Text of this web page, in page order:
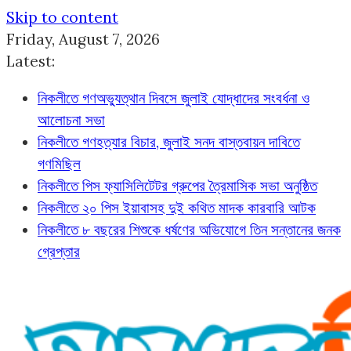
Skip to content
Friday, August 7, 2026
Latest:
নিকলীতে গণঅভ্যুত্থান দিবসে জুলাই যোদ্ধাদের সংবর্ধনা ও
আলোচনা সভা
নিকলীতে গণহত্যার বিচার, জুলাই সনদ বাস্তবায়ন দাবিতে
গণমিছিল
নিকলীতে পিস ফ্যাসিলিটেটর গ্রুপের ত্রৈমাসিক সভা অনুষ্ঠিত
নিকলীতে ২০ পিস ইয়াবাসহ দুই কথিত মাদক কারবারি আটক
নিকলীতে ৮ বছরের শিশুকে ধর্ষণের অভিযোগে তিন সন্তানের জনক
গ্রেপ্তার